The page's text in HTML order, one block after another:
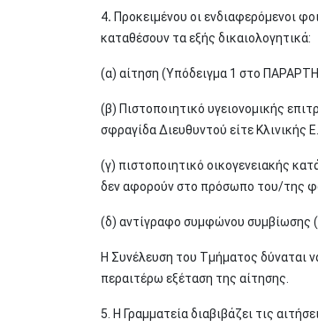
4. Προκειμένου οι ενδιαφερόμενοι
καταθέσουν τα εξής δικαιολογητικά:
(α) αίτηση (Υπόδειγμα 1 στο
(β) Πιστοποιητικό υγειονομικής
σφραγίδα Διευθυντού είτε Κλινικής
(γ) πιστοποιητικό οικογενειακής
δεν αφορούν στο πρόσωπο του/της
(δ) αντίγραφο συμφώνου συμβίωσης
Η Συνέλευση του Τμήματος δύναται
περαιτέρω εξέταση της αίτησης.
5. Η Γραμματεία διαβιβάζει τις